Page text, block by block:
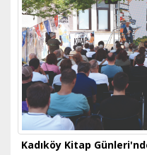
Kadıköy Kitap